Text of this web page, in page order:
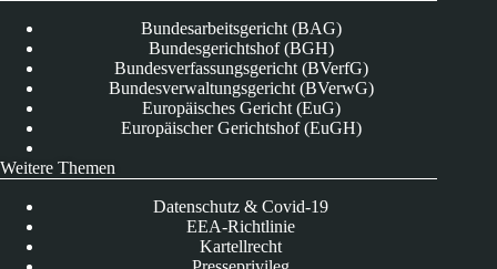
Bundesarbeitsgericht (BAG)
Bundesgerichtshof (BGH)
Bundesverfassungsgericht (BVerfG)
Bundesverwaltungsgericht (BVerwG)
Europäisches Gericht (EuG)
Europäischer Gerichtshof (EuGH)
Weitere Themen
Datenschutz & Covid-19
EEA-Richtlinie
Kartellrecht